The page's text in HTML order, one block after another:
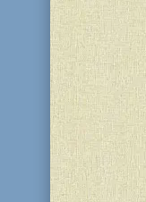
Песах
Но
Тора